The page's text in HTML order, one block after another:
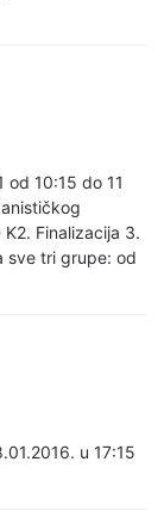
10:15 do 11
Finalizacija 3.
sve tri grupe: od
u 17:15